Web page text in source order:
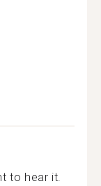
to hear it.